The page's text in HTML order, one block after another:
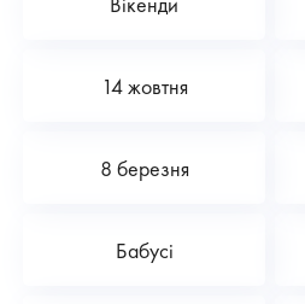
14 жовтня
8 березня
Бабусі